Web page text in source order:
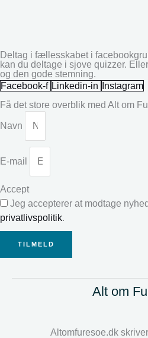
Deltag i fællesskabet i
kan du deltage i sjove quizzer.
og den gode stemning.
Facebook-f Linkedin-in
Instagram
Få det store overblik med Alt om
Navn
E-mail
Accept
Jeg accepterer at modtage
privatlivspolitik.
TILMELD
Alt om
Altomfuresoe.dk